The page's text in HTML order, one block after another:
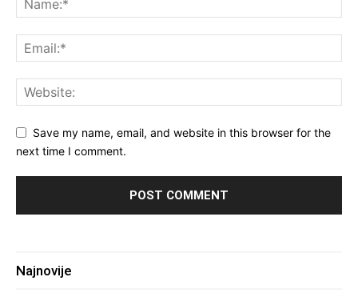
Save my name, email, and website in this browser for the
next time I comment.
Najnovije